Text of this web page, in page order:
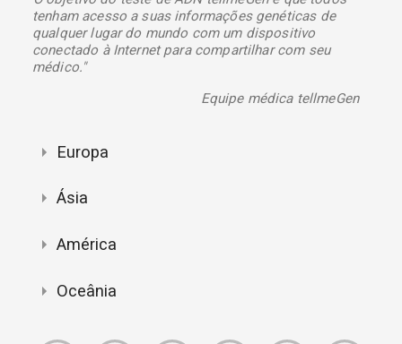
tenham acesso a suas informações genéticas de
qualquer lugar do mundo com um dispositivo
conectado à Internet para compartilhar com seu
médico."
Equipe médica tellmeGen
Europa
Ásia
América
Oceânia